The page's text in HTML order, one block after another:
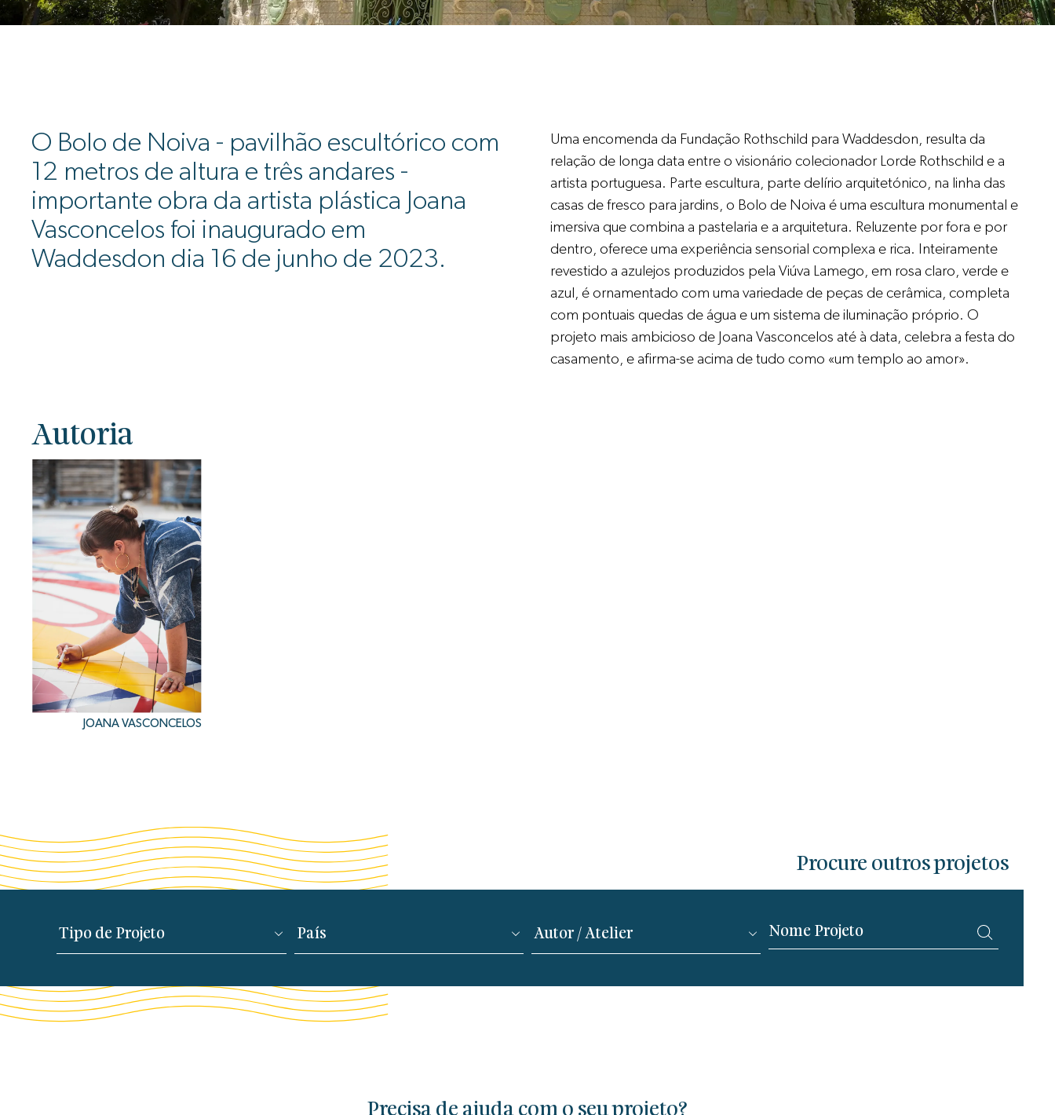
O Bolo de Noiva - pavilhão escultórico com
12 metros de altura e três andares -
importante obra da artista plástica Joana
Vasconcelos foi inaugurado em
Waddesdon dia 16 de junho de 2023.
Uma encomenda da Fundação Rothschild para Waddesdon, resulta da
relação de longa data entre o visionário colecionador Lorde Rothschild e a
artista portuguesa. Parte escultura, parte delírio arquitetónico, na linha das
casas de fresco para jardins, o Bolo de Noiva é uma escultura monumental e
imersiva que combina a pastelaria e a arquitetura. Reluzente por fora e por
dentro, oferece uma experiência sensorial complexa e rica. Inteiramente
revestido a azulejos produzidos pela Viúva Lamego, em rosa claro, verde e
azul, é ornamentado com uma variedade de peças de cerâmica, completa
com pontuais quedas de água e um sistema de iluminação próprio. O
projeto mais ambicioso de Joana Vasconcelos até à data, celebra a festa do
casamento, e afirma-se acima de tudo como «um templo ao amor».
Autoria
JOANA VASCONCELOS
Procure outros projetos
Precisa de ajuda com o seu projeto?